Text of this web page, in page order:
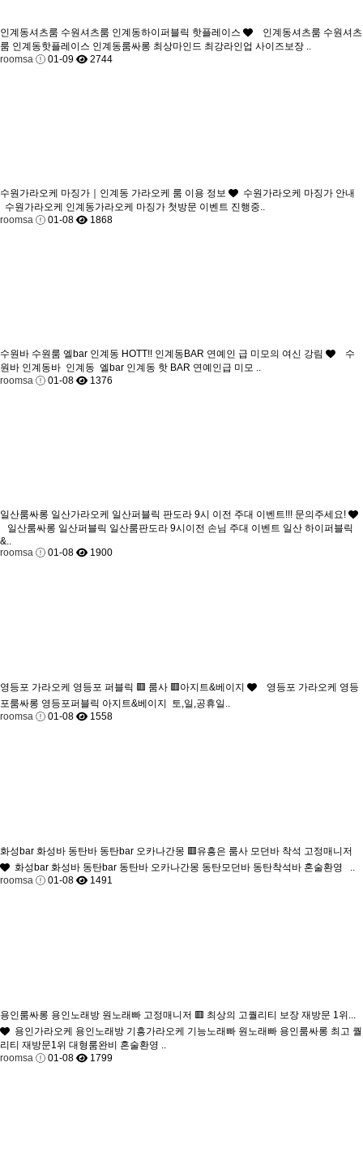
인계동셔츠룸 수원셔츠룸 인계동하이퍼블릭 핫플레이스
인계동셔츠룸 수원셔츠
룸 인계동핫플레이스 인계동룸싸롱 최상마인드 최강라인업 사이즈보장 ..
roomsa
01-09 2744
수원가라오케 마징가｜인계동 가라오케 룸 이용 정보
수원가라오케 마징가 안내
수원가라오케 인계동가라오케 마징가 첫방문 이벤트 진행중..
roomsa
01-08 1868
수원바 수원룸 엘bar 인계동 HOTT!! 인계동BAR 연예인 급 미모의 여신 강림
수
원바 인계동바 인계동 엘bar 인계동 핫 BAR 연예인급 미모 ..
roomsa
01-08 1376
일산룸싸롱 일산가라오케 일산퍼블릭 판도라 9시 이전 주대 이벤트!!! 문의주세요!
일산룸싸롱 일산퍼블릭 일산룸판도라 9시이전 손님 주대 이벤트 일산 하이퍼블릭
&..
roomsa
01-08 1900
영등포 가라오케 영등포 퍼블릭 🟥 룸사 🟥아지트&베이지
영등포 가라오케 영등
포룸싸롱 영등포퍼블릭 아지트&베이지 토,일,공휴일..
roomsa
01-08 1558
화성bar 화성바 동탄바 동탄bar 오카나간몽 🟥유흥은 룸사 모던바 착석 고정매니저
화성bar 화성바 동탄bar 동탄바 오카나간몽 동탄모던바 동탄착석바 혼술환영 ..
roomsa
01-08 1491
용인룸싸롱 용인노래방 원노래빠 고정매니저 🟥 최상의 고퀄리티 보장 재방문 1위...
용인가라오케 용인노래방 기흥가라오케 기능노래빠 원노래빠 용인룸싸롱 최고 퀄
리티 재방문1위 대형룸완비 혼술환영 ..
roomsa
01-08 1799